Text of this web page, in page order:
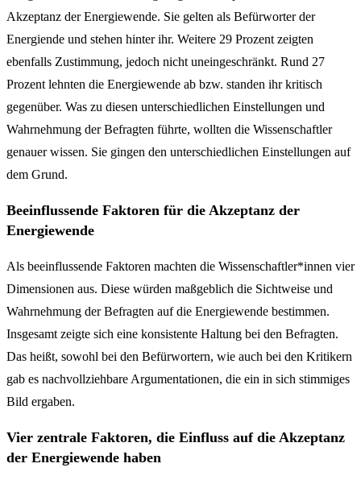
Akzeptanz der Energiewende. Sie gelten als Befürworter der
Energiende und stehen hinter ihr. Weitere 29 Prozent zeigten
ebenfalls Zustimmung, jedoch nicht uneingeschränkt. Rund 27
Prozent lehnten die Energiewende ab bzw. standen ihr kritisch
gegenüber. Was zu diesen unterschiedlichen Einstellungen und
Wahrnehmung der Befragten führte, wollten die Wissenschaftler
genauer wissen. Sie gingen den unterschiedlichen Einstellungen auf
dem Grund.
Beeinflussende Faktoren für die Akzeptanz der
Energiewende
Als beeinflussende Faktoren machten die Wissenschaftler*innen vier
Dimensionen aus. Diese würden maßgeblich die Sichtweise und
Wahrnehmung der Befragten auf die Energiewende bestimmen.
Insgesamt zeigte sich eine konsistente Haltung bei den Befragten.
Das heißt, sowohl bei den Befürwortern, wie auch bei den Kritikern
gab es nachvollziehbare Argumentationen, die ein in sich stimmiges
Bild ergaben.
Vier zentrale Faktoren, die Einfluss auf die Akzeptanz
der Energiewende haben